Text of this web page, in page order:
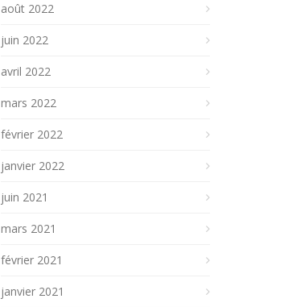
août 2022
juin 2022
avril 2022
mars 2022
février 2022
janvier 2022
juin 2021
mars 2021
février 2021
janvier 2021